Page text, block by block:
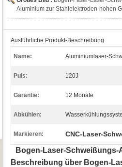
Aluminium zur Stahlelektroden-hohen
Ausführliche Produkt-Beschreibung
Name: Aluminiumlaser-
Puls: 120J
Garantie: 12 Monate
Abkühlen:
Markieren: CNC-Laser-
Bogen-Laser-
Beschreibung über Bogen-